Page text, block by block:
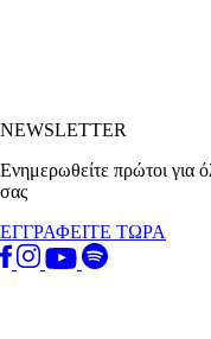
NEWSLETTER
Ενημερωθείτε πρώτοι για
σας
ΕΓΓΡΑΦΕΙΤΕ ΤΩΡΑ